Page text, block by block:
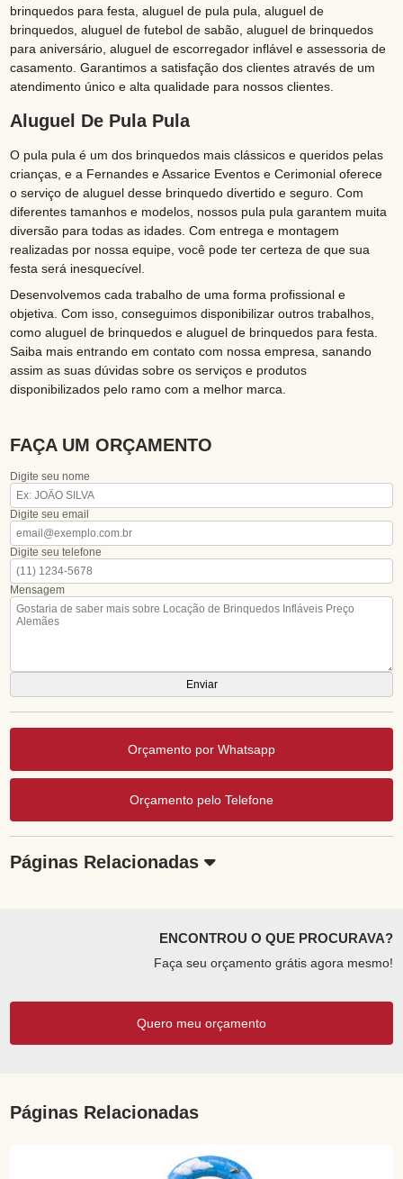
brinquedos para festa, aluguel de pula pula, aluguel de
brinquedos, aluguel de futebol de sabão, aluguel de brinquedos
para aniversário, aluguel de escorregador inflável e assessoria de
casamento. Garantimos a satisfação dos clientes através de um
atendimento único e alta qualidade para nossos clientes.
Aluguel De Pula Pula
O pula pula é um dos brinquedos mais clássicos e queridos pelas
crianças, e a Fernandes e Assarice Eventos e Cerimonial oferece
o serviço de aluguel desse brinquedo divertido e seguro. Com
diferentes tamanhos e modelos, nossos pula pula garantem muita
diversão para todas as idades. Com entrega e montagem
realizadas por nossa equipe, você pode ter certeza de que sua
festa será inesquecível.
Desenvolvemos cada trabalho de uma forma profissional e
objetiva. Com isso, conseguimos disponibilizar outros trabalhos,
como aluguel de brinquedos e aluguel de brinquedos para festa.
Saiba mais entrando em contato com nossa empresa, sanando
assim as suas dúvidas sobre os serviços e produtos
disponibilizados pelo ramo com a melhor marca.
FAÇA UM ORÇAMENTO
Digite seu nome
Digite seu email
Digite seu telefone
Mensagem
Orçamento por Whatsapp
Orçamento pelo Telefone
Páginas Relacionadas
ENCONTROU O QUE PROCURAVA?
Faça seu orçamento grátis agora mesmo!
Quero meu orçamento
Páginas Relacionadas